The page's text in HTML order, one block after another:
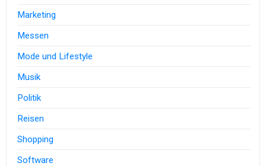
Marketing
Messen
Mode und Lifestyle
Musik
Politik
Reisen
Shopping
Software